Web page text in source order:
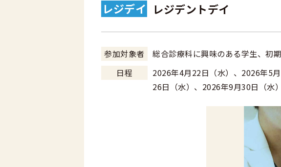
レジデイ レジデントデイ
参加対象者
総合診療科に興味のある学生、初
日程
2026年4月22日（水）、2026年5
26日（水）、2026年9月30日（水）